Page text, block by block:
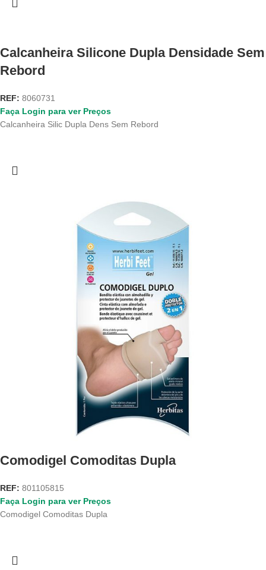
Calcanheira Silicone Dupla Densidade Sem
Rebord
REF: 8060731
Faça Login para ver Preços
Calcanheira Silic Dupla Dens Sem Rebord
Comodigel Comoditas Dupla
REF: 801105815
Faça Login para ver Preços
Comodigel Comoditas Dupla